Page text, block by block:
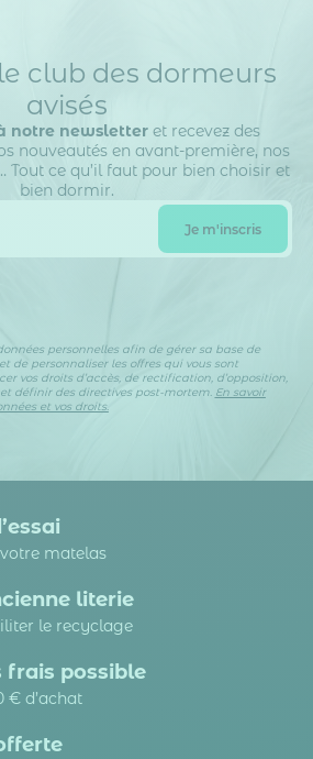
club des dormeurs
avisés
notre newsletteret recevez des
nouveautés en avant-première, nos
Tout ce qu’il faut pour bien choisir et
bien dormir.
personnelles afin de gérer sa base de
de personnaliser les offres qui vous sont
vos droits d’accès, de rectification, d’opposition,
définir des directives post-mortem. En savoir
et vos droits.
matelas
literie
le recyclage
frais possible
€ d’achat